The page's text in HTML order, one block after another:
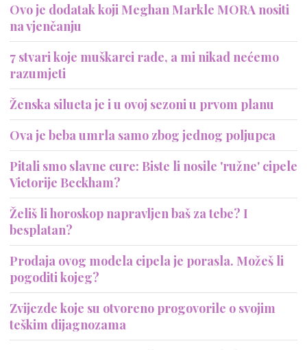
Ovo je dodatak koji Meghan Markle MORA nositi
na vjenčanju
7 stvari koje muškarci rade, a mi nikad nećemo
razumjeti
Ženska silueta je i u ovoj sezoni u prvom planu
Ova je beba umrla samo zbog jednog poljupca
Pitali smo slavne cure: Biste li nosile 'ružne' cipele
Victorije Beckham?
Želiš li horoskop napravljen baš za tebe? I
besplatan?
Prodaja ovog modela cipela je porasla. Možeš li
pogoditi kojeg?
Zvijezde koje su otvoreno progovorile o svojim
teškim dijagnozama